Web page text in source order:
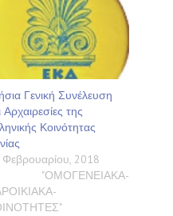
Γενική Συνέλευση
Αρχαιρεσίες της
Κοινότητας
2018
"ΟΜΟΓΕΝΕΙΑΚΑ-